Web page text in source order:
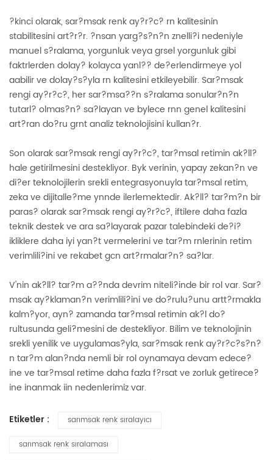
?kinci olarak, sar?msak renk ay?r?c? rn kalitesinin
stabilitesini art?r?r. ?nsan yarg?s?n?n znelli?i nedeniyle
manuel s?ralama, yorgunluk veya grsel yorgunluk gibi
faktrlerden dolay? kolayca yanl?? de?erlendirmeye yol
aabilir ve dolay?s?yla rn kalitesini etkileyebilir. Sar?msak
rengi ay?r?c?, her sar?msa??n s?ralama sonular?n?n
tutarl? olmas?n? sa?layan ve bylece rnn genel kalitesini
art?ran do?ru grnt analiz teknolojisini kullan?r.
Son olarak sar?msak rengi ay?r?c?, tar?msal retimin ak?ll?
hale getirilmesini destekliyor. Byk verinin, yapay zekan?n ve
di?er teknolojilerin srekli entegrasyonuyla tar?msal retim,
zeka ve dijitalle?me ynnde ilerlemektedir. Ak?ll? tar?m?n bir
paras? olarak sar?msak rengi ay?r?c?, iftilere daha fazla
teknik destek ve ara sa?layarak pazar talebindeki de?i?
ikliklere daha iyi yan?t vermelerini ve tar?m rnlerinin retim
verimlili?ini ve rekabet gcn art?rmalar?n? sa?lar.
V'nin ak?ll? tar?m a??nda devrim niteli?inde bir rol var. Sar?
msak ay?klaman?n verimlili?ini ve do?rulu?unu artt?rmakla
kalm?yor, ayn? zamanda tar?msal retimin ak?l do?
rultusunda geli?mesini de destekliyor. Bilim ve teknolojinin
srekli yenilik ve uygulamas?yla, sar?msak renk ay?r?c?s?n?
n tar?m alan?nda nemli bir rol oynamaya devam edece?
ine ve tar?msal retime daha fazla f?rsat ve zorluk getirece?
ine inanmak iin nedenlerimiz var.
Etiketler : sarımsak renk sıralayıcı
sarımsak renk sıralaması